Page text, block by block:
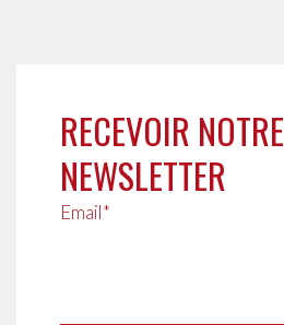
RECEVOIR NOTRE
NEWSLETTER
Email*